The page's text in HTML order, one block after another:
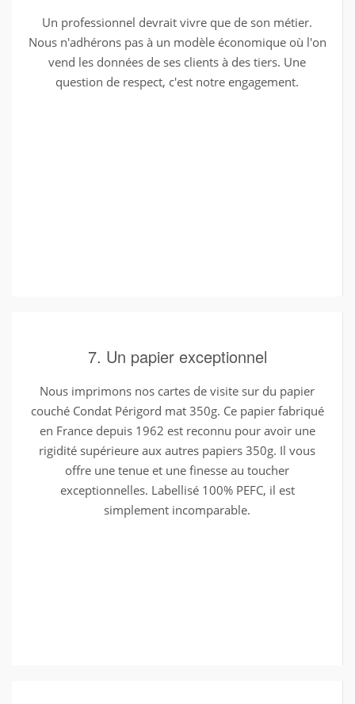
Un professionnel devrait vivre que de son métier.
Nous n'adhérons pas à un modèle économique où l'on
vend les données de ses clients à des tiers. Une
question de respect, c'est notre engagement.
7. Un papier exceptionnel
Nous imprimons nos cartes de visite sur du papier
couché Condat Périgord mat 350g. Ce papier fabriqué
en France depuis 1962 est reconnu pour avoir une
rigidité supérieure aux autres papiers 350g. Il vous
offre une tenue et une finesse au toucher
exceptionnelles. Labellisé 100% PEFC, il est
simplement incomparable.